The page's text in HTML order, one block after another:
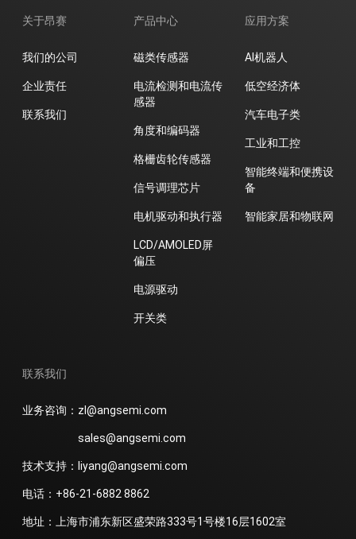
关于昂赛
我们的公司
企业责任
联系我们
产品中心
磁类传感器
电流检测和电流传
感器
角度和编码器
格栅齿轮传感器
信号调理芯片
电机驱动和执行器
LCD/AMOLED屏
偏压
电源驱动
开关类
应用方案
AI机器人
低空经济体
汽车电子类
工业和工控
智能终端和便携设
备
智能家居和物联网
联系我们
业务咨询：zl@angsemi.com
sales@angsemi.com
技术支持：liyang@angsemi.com
电话：+86-21-6882 8862
地址：上海市浦东新区盛荣路333号1号楼16层1602室